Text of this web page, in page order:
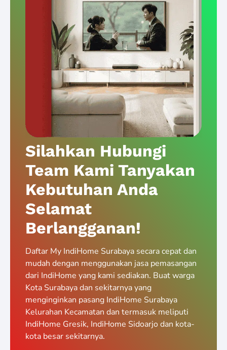
Silahkan Hubungi
Team Kami Tanyakan
Kebutuhan Anda
Selamat
Berlangganan!
Daftar My IndiHome Surabaya secara cepat dan
mudah dengan menggunakan jasa pemasangan
dari IndiHome yang kami sediakan. Buat warga
Kota Surabaya dan sekitarnya yang
menginginkan pasang IndiHome Surabaya
Kelurahan Kecamatan dan termasuk meliputi
IndiHome Gresik, IndiHome Sidoarjo dan kota-
kota besar sekitarnya.